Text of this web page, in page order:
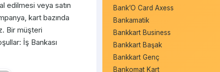
edilmesi veya satın
kart bazında
Bir müşteri
İş Bankası
Bank’O Card Axess
Bankamatik
Bankkart Business
Bankkart Başak
Bankkart Genç
Bankomat Kart